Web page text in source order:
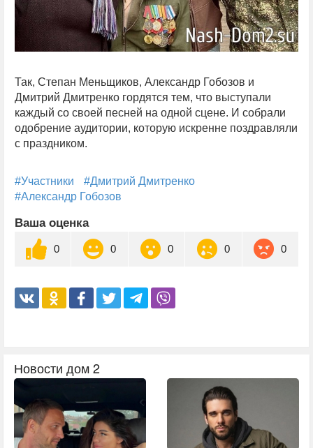
Так, Степан Меньщиков, Александр Гобозов и
Дмитрий Дмитренко гордятся тем, что выступали
каждый со своей песней на одной сцене. И собрали
одобрение аудитории, которую искренне поздравляли
с праздником.
#Участники
#Дмитрий Дмитренко
#Александр Гобозов
Ваша оценка
0 0 0 0 0
Новости дом 2